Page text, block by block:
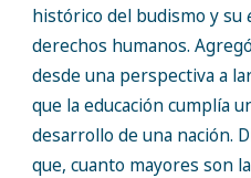
histórico del budismo y su
derechos humanos.
desde una perspectiva a
que la educación cumplía
desarrollo de una nación.
que, cuanto mayores son